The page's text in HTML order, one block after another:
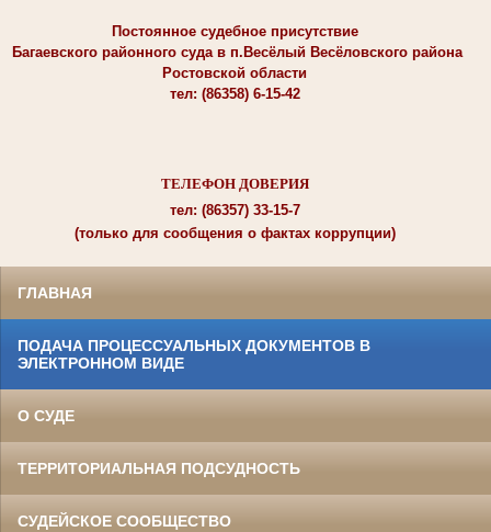
Постоянное судебное присутствие
Багаевского районного суда в п.Весёлый Весёловского района
Ростовской области
тел: (86358) 6-15-42
ТЕЛЕФОН ДОВЕРИЯ
тел: (86357) 33-15-7
(только для сообщения о фактах коррупции)
ГЛАВНАЯ
ПОДАЧА ПРОЦЕССУАЛЬНЫХ ДОКУМЕНТОВ В
ЭЛЕКТРОННОМ ВИДЕ
О СУДЕ
ТЕРРИТОРИАЛЬНАЯ ПОДСУДНОСТЬ
СУДЕЙСКОЕ СООБЩЕСТВО